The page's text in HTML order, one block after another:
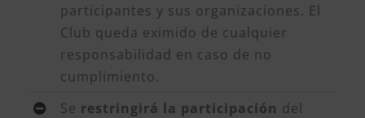
participantes y sus organizaciones. El
Club queda eximido de cualquier
responsabilidad en caso de no
cumplimiento.
Se restringirá la participación del